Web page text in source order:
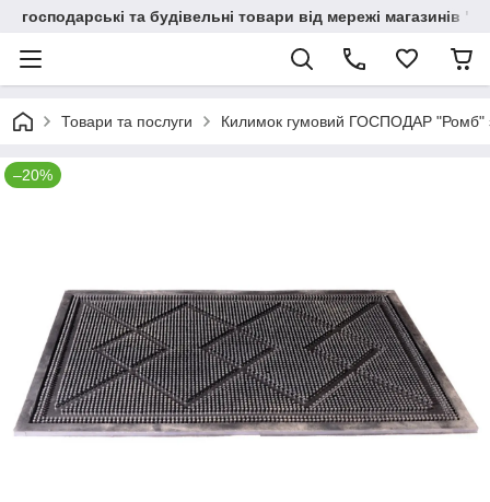
господарські та будівельні товари від мережі магазинів
Товари та послуги Килимок гумовий ГОСПОДАР "Ромб"
–20%